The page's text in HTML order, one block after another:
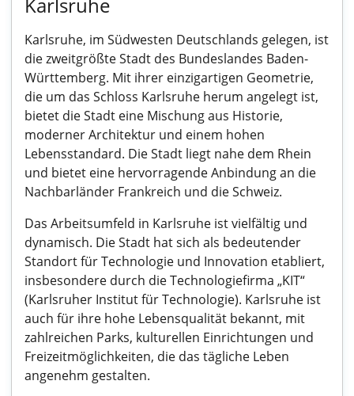
Karlsruhe, im Südwesten Deutschlands gelegen, ist
die zweitgrößte Stadt des Bundeslandes Baden-
Württemberg. Mit ihrer einzigartigen Geometrie,
die um das Schloss Karlsruhe herum angelegt ist,
bietet die Stadt eine Mischung aus Historie,
moderner Architektur und einem hohen
Lebensstandard. Die Stadt liegt nahe dem Rhein
und bietet eine hervorragende Anbindung an die
Nachbarländer Frankreich und die Schweiz.
Das Arbeitsumfeld in Karlsruhe ist vielfältig und
dynamisch. Die Stadt hat sich als bedeutender
Standort für Technologie und Innovation etabliert,
insbesondere durch die Technologiefirma „KIT“
(Karlsruher Institut für Technologie). Karlsruhe ist
auch für ihre hohe Lebensqualität bekannt, mit
zahlreichen Parks, kulturellen Einrichtungen und
Freizeitmöglichkeiten, die das tägliche Leben
angenehm gestalten.